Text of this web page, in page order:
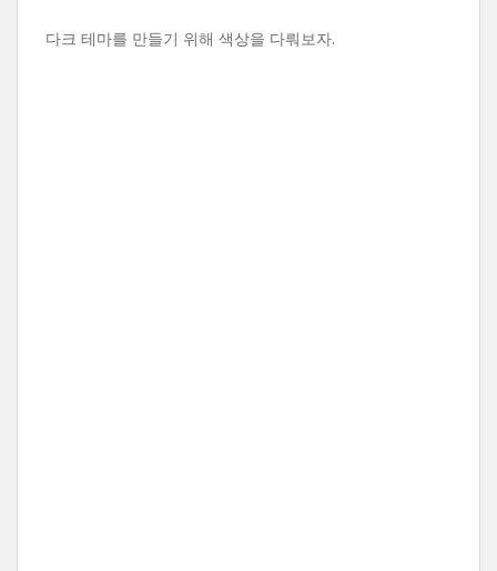
다크 테마를 만들기 위해 색상을 다뤄보자.